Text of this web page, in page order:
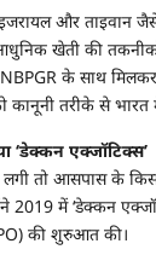
और ताइवान
खेती की
के साथ मिलकर
कानूनी तरीके से
‘डेक्कन एक्जॉटिक्स’
तो आसपास के
2019 में ‘डेक्कन
की शुरुआत की।